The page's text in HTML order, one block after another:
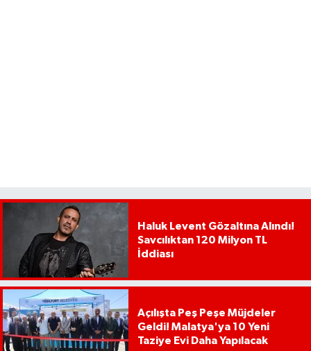
Haluk Levent Gözaltına Alındı!
Savcılıktan 120 Milyon TL
İddiası
Açılışta Peş Peşe Müjdeler
Geldi! Malatya'ya 10 Yeni
Taziye Evi Daha Yapılacak